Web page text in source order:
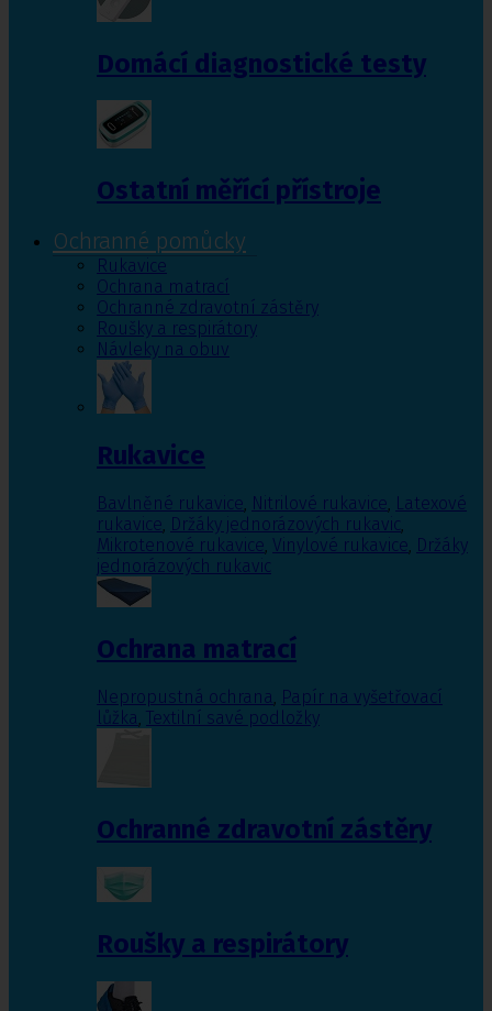
Domácí diagnostické testy
Ostatní měřící přístroje
Ochranné pomůcky
Rukavice
Ochrana matrací
Ochranné zdravotní zástěry
Roušky a respirátory
Návleky na obuv
Rukavice
Bavlněné rukavice, Nitrilové rukavice, Latexové
rukavice, Držáky jednorázových rukavic,
Mikrotenové rukavice, Vinylové rukavice, Držáky
jednorázových rukavic
Ochrana matrací
Nepropustná ochrana, Papír na vyšetřovací
lůžka, Textilní savé podložky
Ochranné zdravotní zástěry
Roušky a respirátory